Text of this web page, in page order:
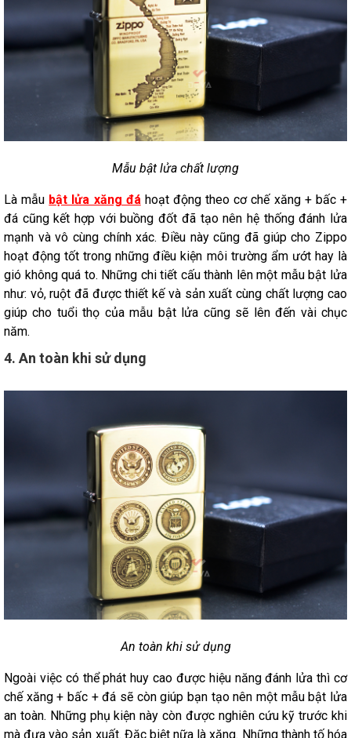
Mẫu bật lửa chất lượng
Là mẫu bật lửa xăng đáhoạt động theo cơ chế xăng + bấc +
đá cũng kết hợp với buồng đốt đã tạo nên hệ thống đánh lửa
mạnh và vô cùng chính xác. Điều này cũng đã giúp cho Zippo
hoạt động tốt trong những điều kiện môi trường ẩm ướt hay là
gió không quá to. Những chi tiết cấu thành lên một mẫu bật lửa
như: vỏ, ruột đã được thiết kế và sản xuất cùng chất lượng cao
giúp cho tuổi thọ của mẫu bật lửa cũng sẽ lên đến vài chục
năm.
4. An toàn khi sử dụng
An toàn khi sử dụng
Ngoài việc có thể phát huy cao được hiệu năng đánh lửa thì cơ
chế xăng + bấc + đá sẽ còn giúp bạn tạo nên một mẫu bật lửa
an toàn. Những phụ kiện này còn được nghiên cứu kỹ trước khi
mà đưa vào sản xuất. Đặc biệt nữa là xăng. Những thành tố hóa